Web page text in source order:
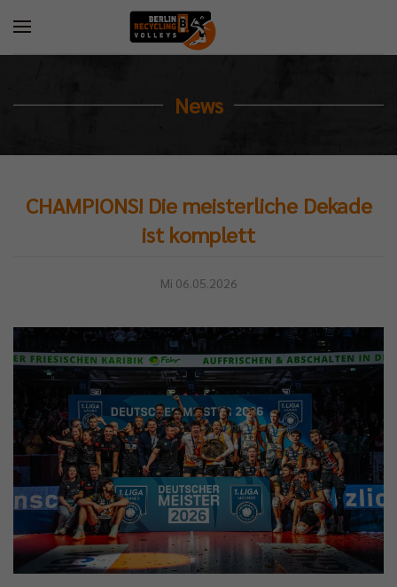
News
CHAMPIONS! Die meisterliche Dekade
ist komplett
Mi 06.05.2026